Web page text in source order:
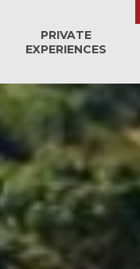
PRIVATE
EXPERIENCES